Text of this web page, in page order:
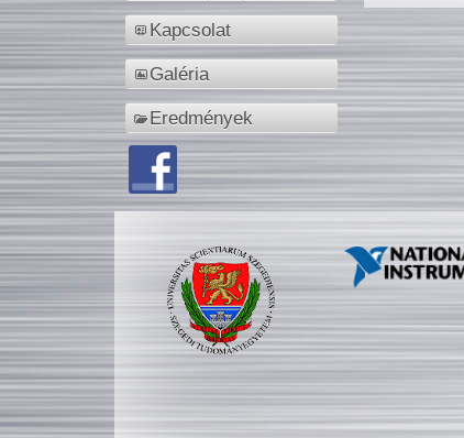
Kapcsolat
Galéria
Eredmények